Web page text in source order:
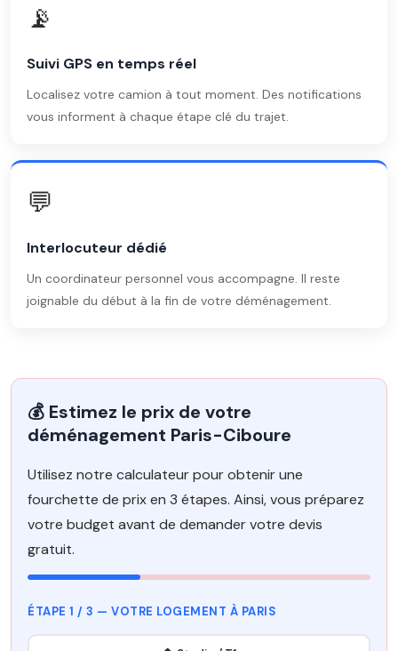
📡
Suivi GPS en temps réel
Localisez votre camion à tout moment. Des notifications
vous informent à chaque étape clé du trajet.
💬
Interlocuteur dédié
Un coordinateur personnel vous accompagne. Il reste
joignable du début à la fin de votre déménagement.
💰 Estimez le prix de votre
déménagement Paris-Ciboure
Utilisez notre calculateur pour obtenir une
fourchette de prix en 3 étapes. Ainsi, vous préparez
votre budget avant de demander votre devis
gratuit.
ÉTAPE 1 / 3 — VOTRE LOGEMENT À PARIS